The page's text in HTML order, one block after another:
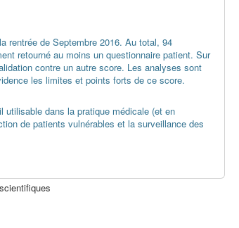
rentrée de Septembre 2016. Au total, 94
retourné au moins un questionnaire patient. Sur
contre un autre score. Les analyses sont
les limites et points forts de ce score.
utilisable dans la pratique médicale (et en
de patients vulnérables et la surveillance des